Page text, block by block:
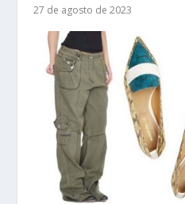
27 de agosto de 2023